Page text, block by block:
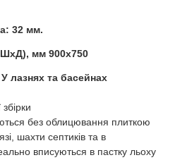
32 мм.
мм 900x750
лазнях та басейнах
без облицювання плиткою
шахти септиків та в
вписуються в пастку льоху